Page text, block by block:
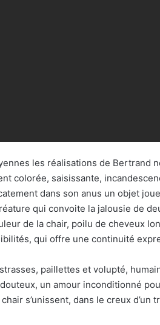
les réalisations de Bertrand
colorée, saisissante,
dans son anus un objet
qui convoite la jalousie de
de la chair, poilu de cheveux
qui offre une continuité
paillettes et volupté,
un amour inconditionné
s’unissent, dans le creux